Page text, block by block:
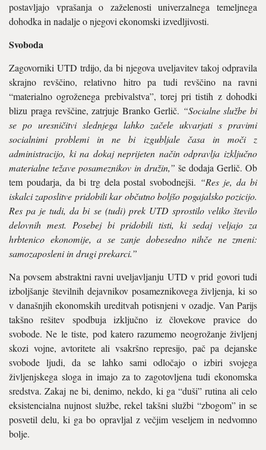
postavljajo vprašanja o zaželenosti univerzalnega temeljnega
dohodka in nadalje o njegovi ekonomski izvedljivosti.
Svoboda
Zagovorniki UTD trdijo, da bi njegova uveljavitev takoj odpravila
skrajno revščino, relativno hitro pa tudi revščino na ravni
“materialno ogroženega prebivalstva”, torej pri tistih z dohodki
blizu praga revščine, zatrjuje Branko Gerlič. “Socialne službe bi
se po uresničitvi slednjega lahko začele ukvarjati s pravimi
socialnimi problemi in ne bi izgubljale časa in moči z
administracijo, ki na dokaj neprijeten način odpravlja izključno
materialne težave posameznikov in družin,” še dodaja Gerlič. Ob
tem poudarja, da bi trg dela postal svobodnejši. “Res je, da bi
iskalci zaposlitve pridobili kar občutno boljšo pogajalsko pozicijo.
Res pa je tudi, da bi se (tudi) prek UTD sprostilo veliko število
delovnih mest. Posebej bi pridobili tisti, ki sedaj veljajo za
hrbtenico ekonomije, a se zanje dobesedno nihče ne zmeni:
samozaposleni in drugi prekarci.”
Na povsem abstraktni ravni uveljavljanju UTD v prid govori tudi
izboljšanje številnih dejavnikov posameznikovega življenja, ki so
v današnjih ekonomskih ureditvah potisnjeni v ozadje. Van Parijs
takšno rešitev spodbuja izključno iz človekove pravice do
svobode. Ne le tiste, pod katero razumemo neogrožanje življenj
skozi vojne, avtoritete ali vsakršno represijo, pač pa dejanske
svobode ljudi, da se lahko sami odločajo o izbiri svojega
življenjskega sloga in imajo za to zagotovljena tudi ekonomska
sredstva. Zakaj ne bi, denimo, nekdo, ki ga “duši” rutina ali celo
eksistencialna nujnost službe, rekel takšni službi “zbogom” in se
posvetil delu, ki ga bo opravljal z večjim veseljem in nedvomno
bolje.